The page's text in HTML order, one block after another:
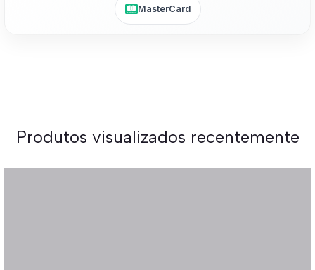
MasterCard
Produtos visualizados recentemente